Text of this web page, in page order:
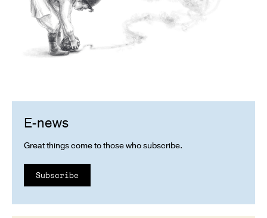
E-news
Great things come to those who subscribe.
Subscribe